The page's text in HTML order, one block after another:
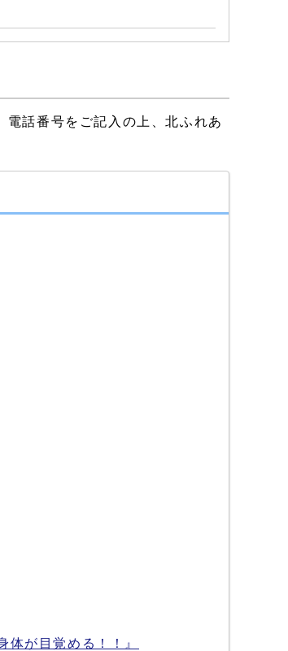
話番号をご記入の上、北ふれあ
が目覚める！！』